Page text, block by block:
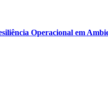
Operacional em